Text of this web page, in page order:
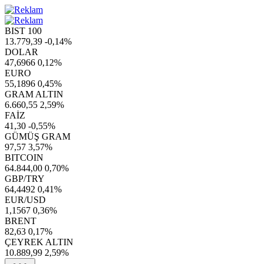
BIST 100
13.779,39 -0,14%
DOLAR
47,6966 0,12%
EURO
55,1896 0,45%
GRAM ALTIN
6.660,55 2,59%
FAİZ
41,30 -0,55%
GÜMÜŞ GRAM
97,57 3,57%
BITCOIN
64.844,00 0,70%
GBP/TRY
64,4492 0,41%
EUR/USD
1,1567 0,36%
BRENT
82,63 0,17%
ÇEYREK ALTIN
10.889,99 2,59%